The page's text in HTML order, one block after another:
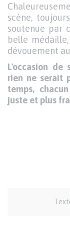
scène,
soutenue par
belle
dévouement
L'occasion de
rien ne serait
temps,
juste et plus